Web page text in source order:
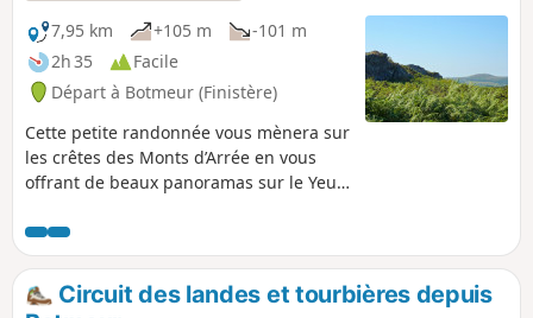
7,95 km
+105 m
-101 m
2h 35
Facile
Départ à Botmeur (Finistère)
Cette petite randonnée vous mènera sur
les crêtes des Monts d’Arrée en vous
offrant de beaux panoramas sur le Yeun
chargé d’histoire.
Circuit des landes et tourbières depuis